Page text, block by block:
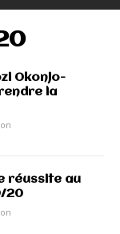
Okonjo-
la
réussite au
20